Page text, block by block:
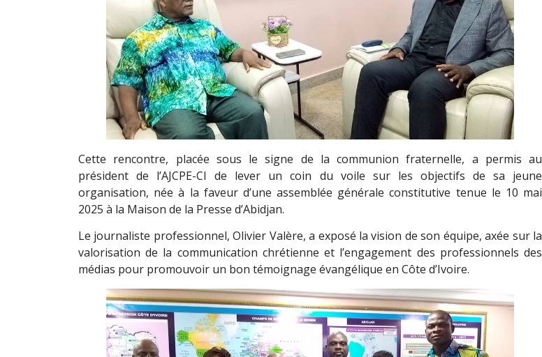
Cette rencontre, placée sous le signe de la communion fraternelle, a permis au
président de l’AJCPE-CI de lever un coin du voile sur les objectifs de sa jeune
organisation, née à la faveur d’une assemblée générale constitutive tenue le 10 mai
2025 à la Maison de la Presse d’Abidjan.
Le journaliste professionnel, Olivier Valère, a exposé la vision de son équipe, axée sur la
valorisation de la communication chrétienne et l’engagement des professionnels des
médias pour promouvoir un bon témoignage évangélique en Côte d’Ivoire.